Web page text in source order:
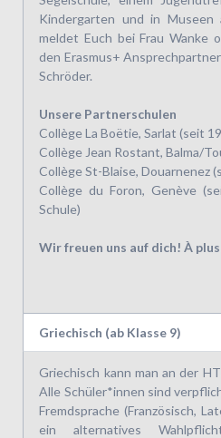
Kindergarten und in Museen
meldet Euch bei Frau Wanke
den Erasmus+
Schröder.
Unsere Partnerschulen
Collège La Boëtie, Sarlat (seit
Collège Jean Rostant, Balma/
Collège St-Blaise, Douarnenez
Collège du Foron, Genève
Schule)
Wir freuen uns auf dich! À
Griechisch (ab Klasse 9)
Griechisch kann man an der
Alle Schüler*innen sind
Fremdsprache (Französisch,
ein alternatives